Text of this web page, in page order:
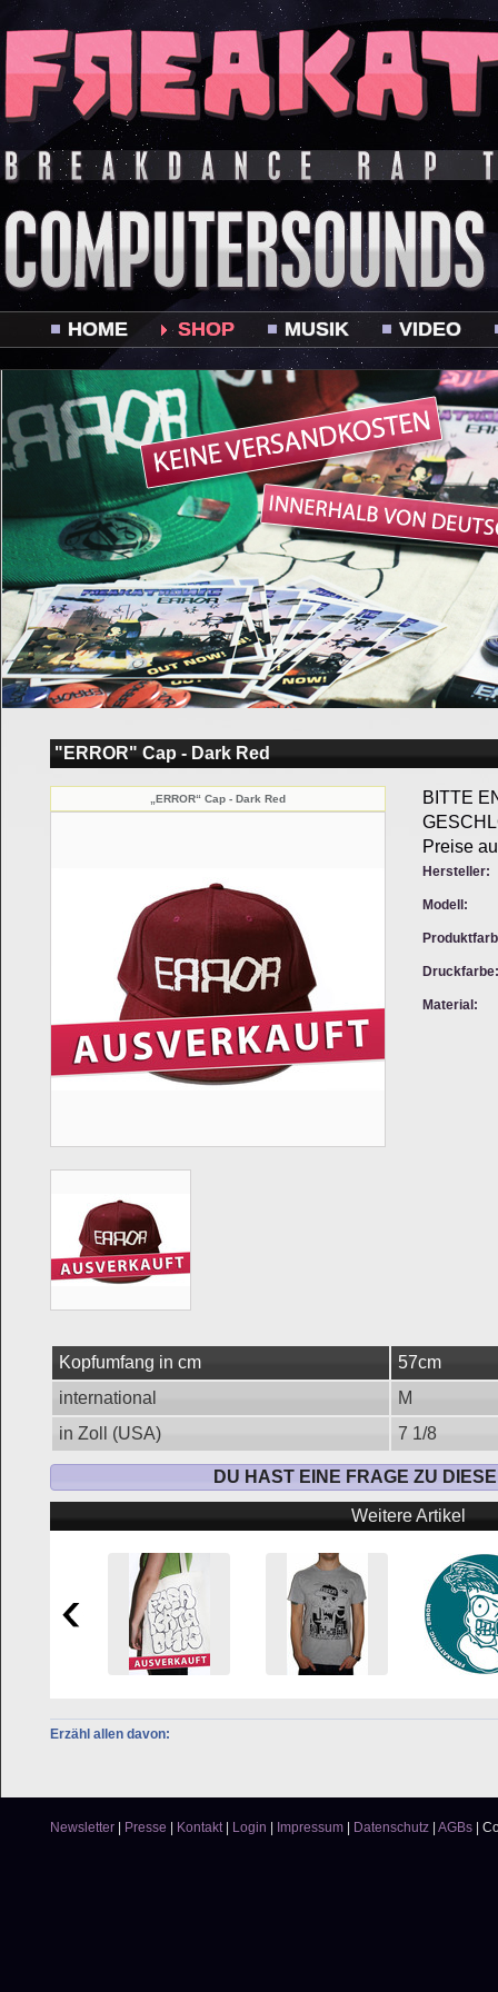
HOME SHOP MUSIK VIDEO
"ERROR" Cap - Dark Red
„ERROR“ Cap - Dark Red
BITTE
Preise
Hersteller:
Modell:
Druckfarbe:
Material:
Kopfumfang in cm
57cm
international
M
in Zoll (USA)
7 1/8
DU HAST EINE FRAGE ZU
Weitere Artikel
Erzähl allen davon:
Newsletter Presse Kontakt| Login Impressum Datenschutz AGBs